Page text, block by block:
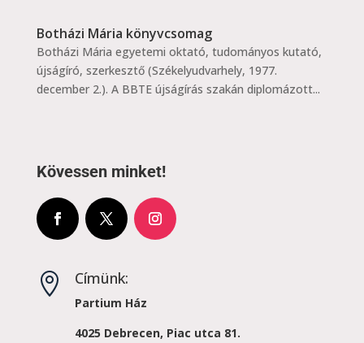
Botházi Mária könyvcsomag
Botházi Mária egyetemi oktató, tudományos kutató,
újságíró, szerkesztő (Székelyudvarhely, 1977.
december 2.). A BBTE újságírás szakán diplomázott...
Kövessen minket!
 Címünk:
Partium Ház
4025 Debrecen, Piac utca 81.